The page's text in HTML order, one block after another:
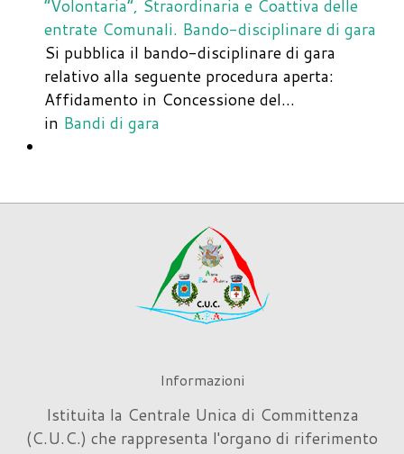
“Volontaria”, Straordinaria e Coattiva delle
entrate Comunali. Bando-disciplinare di gara
Si pubblica il bando-disciplinare di gara
relativo alla seguente procedura aperta:
Affidamento in Concessione del…
in Bandi di gara
Informazioni
Istituita la Centrale Unica di Committenza
(C.U.C.) che rappresenta l'organo di riferimento